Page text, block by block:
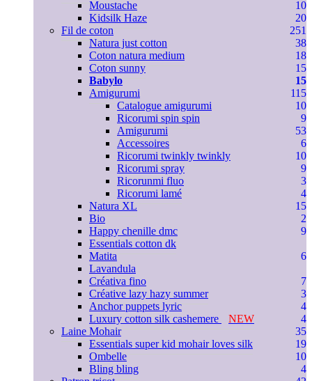
Moustache
10
Kidsilk Haze
20
Fil de coton
251
Natura just cotton
38
Coton natura medium
18
Coton sunny
15
Babylo
15
Amigurumi
115
Catalogue amigurumi
10
Ricorumi spin spin
9
Amigurumi
53
Accessoires
6
Ricorumi twinkly twinkly
10
Ricorumi spray
9
Ricorunmi fluo
3
Ricorumi lamé
4
Natura XL
15
Bio
2
Happy chenille dmc
9
Essentials cotton dk
Matita
6
Lavandula
Créativa fino
7
Créative lazy hazy summer
3
Anchor puppets lyric
4
Luxury cotton silk cashemere
NEW
4
Laine Mohair
35
Essentials super kid mohair loves silk
19
Ombelle
10
Bling bling
4